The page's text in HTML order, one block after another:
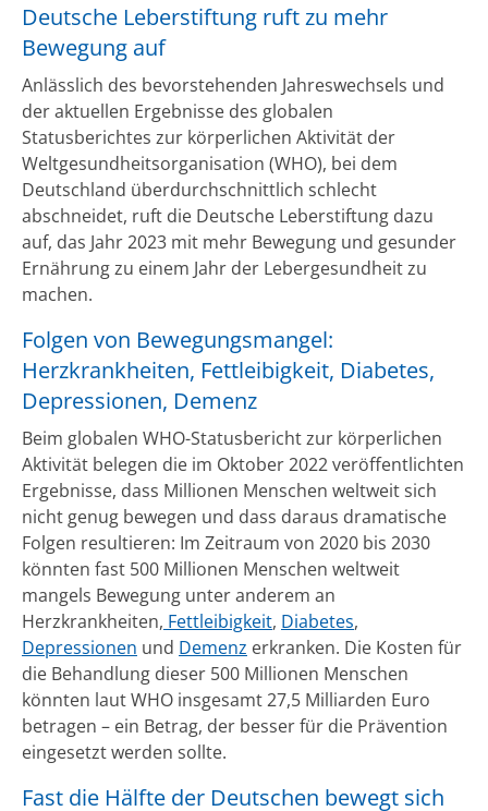
Deutsche Leberstiftung ruft zu mehr
Bewegung auf
Anlässlich des bevorstehenden Jahreswechsels und
der aktuellen Ergebnisse des globalen
Statusberichtes zur körperlichen Aktivität der
Weltgesundheitsorganisation (WHO), bei dem
Deutschland überdurchschnittlich schlecht
abschneidet, ruft die Deutsche Leberstiftung dazu
auf, das Jahr 2023 mit mehr Bewegung und gesunder
Ernährung zu einem Jahr der Lebergesundheit zu
machen.
Folgen von Bewegungsmangel:
Herzkrankheiten, Fettleibigkeit, Diabetes,
Depressionen, Demenz
Beim globalen WHO-Statusbericht zur körperlichen
Aktivität belegen die im Oktober 2022 veröffentlichten
Ergebnisse, dass Millionen Menschen weltweit sich
nicht genug bewegen und dass daraus dramatische
Folgen resultieren: Im Zeitraum von 2020 bis 2030
könnten fast 500 Millionen Menschen weltweit
mangels Bewegung unter anderem an
Herzkrankheiten, Fettleibigkeit, Diabetes,
Depressionen und Demenz erkranken. Die Kosten für
die Behandlung dieser 500 Millionen Menschen
könnten laut WHO insgesamt 27,5 Milliarden Euro
betragen – ein Betrag, der besser für die Prävention
eingesetzt werden sollte.
Fast die Hälfte der Deutschen bewegt sich